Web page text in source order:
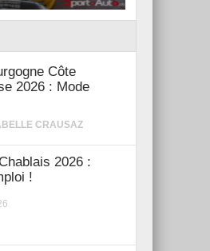
Côte
2026 : Mode
CRAUSAZ
2026 :
!